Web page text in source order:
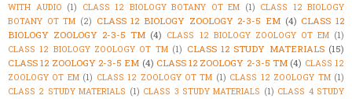
WITH AUDIO (1) CLASS 12 BIOLOGY BOTANY OT EM (1) CLASS 12 BIOLOGY
BOTANY OT TM (2) CLASS 12 BIOLOGY ZOOLOGY 2-3-5 EM (4) CLASS 12
BIOLOGY ZOOLOGY 2-3-5 TM (4) CLASS 12 BIOLOGY ZOOLOGY OT EM (1)
CLASS 12 BIOLOGY ZOOLOGY OT TM (1) CLASS 12 STUDY MATERIALS (15)
CLASS 12 ZOOLOGY 2-3-5 EM (4) CLASS 12 ZOOLOGY 2-3-5 TM (4) CLASS 12
ZOOLOGY OT EM (1) CLASS 12 ZOOLOGY OT TM (1) CLASS 12 ZOOLOGY TM (1)
CLASS 2 STUDY MATERIALS (1) CLASS 3 STUDY MATERIALS (1) CLASS 4 STUDY